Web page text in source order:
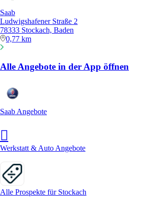
Saab
Ludwigshafener Straße 2
78333 Stockach, Baden
0,77 km
Alle Angebote in der App öffnen
Saab Angebote
Werkstatt & Auto Angebote
Alle Prospekte für Stockach